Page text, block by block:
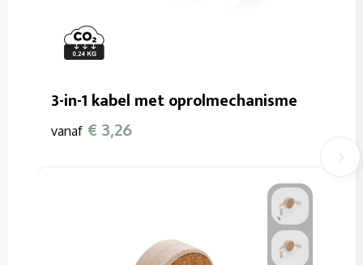
3-in-1 kabel met oprolmechanisme
vanaf € 3,26